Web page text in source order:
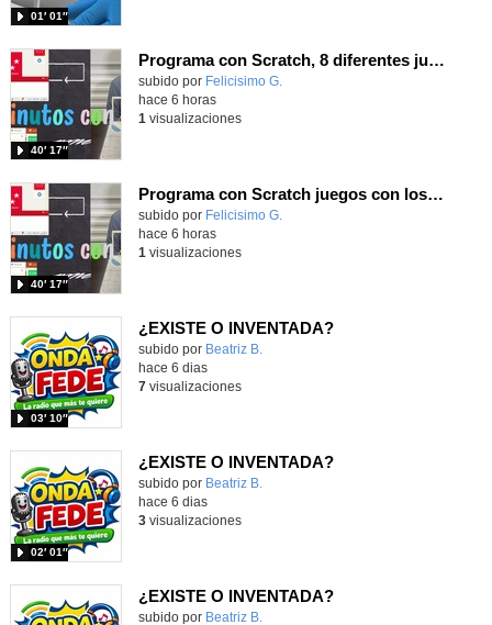
01′ 01″
Programa con Scratch, 8 diferentes juegos para vivir la emoción de los partidos de España en el mundial 2026
Contenido educativo.
subido por Felicisimo G.
40′ 17″
hace 6 horas
1 visualizaciones
Programa con Scratch juegos con los partidos del mundial 2026 ganados por España
Contenido educativo.
subido por Felicisimo G.
40′ 17″
hace 6 horas
1 visualizaciones
¿EXISTE O INVENTADA?
Contenido educativo.
subido por Beatriz B.
03′ 10″
hace 6 dias
7visualizaciones
¿EXISTE O INVENTADA?
Contenido educativo.
subido por Beatriz B.
02′ 01″
hace 6 dias
3visualizaciones
¿EXISTE O INVENTADA?
Contenido educativo.
subido por Beatriz B.